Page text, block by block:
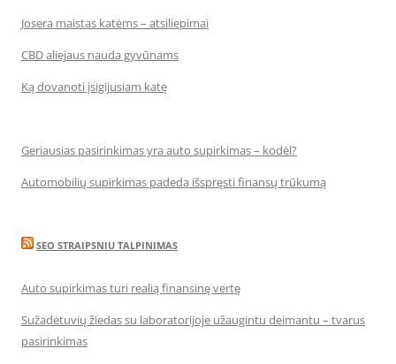
Josera maistas katėms – atsiliepimai
CBD aliejaus nauda gyvūnams
Ką dovanoti įsigijusiam katę
Geriausias pasirinkimas yra auto supirkimas – kodėl?
Automobilių supirkimas padeda išspręsti finansų trūkumą
SEO STRAIPSNIU TALPINIMAS
Auto supirkimas turi realią finansinę vertę
Sužadėtuvių žiedas su laboratorijoje užaugintu deimantu – tvarus
pasirinkimas